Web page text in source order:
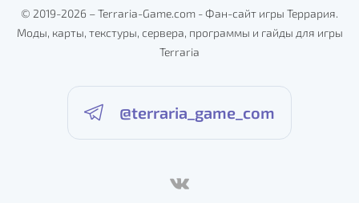
© 2019-2026 – Terraria-Game.com - Фан-сайт игры Террария.
Моды, карты, текстуры, сервера, программы и гайды для игры
Terraria
@terraria_game_com